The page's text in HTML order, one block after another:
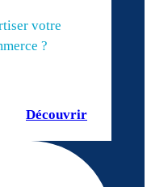
votre
?
Découvrir